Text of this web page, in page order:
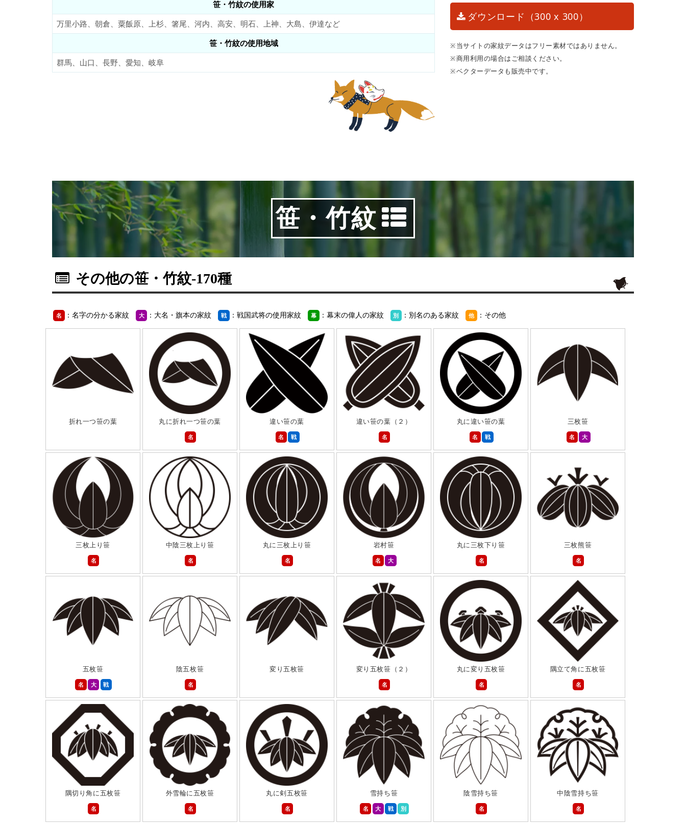
笹・竹紋の使用家
万里小路、朝倉、粟飯原、上杉、箸尾、河内、高安、明石、上神、大島、伊達など
笹・竹紋の使用地域
群馬、山口、長野、愛知、岐阜
ダウンロード（300 x 300）
※当サイトの家紋データはフリー素材ではありません。
※商用利用の場合はご相談ください。
※ベクターデータも販売中です。
笹・竹紋
その他の笹・竹紋-170種
名 ：名字の分かる家紋 大 ：大名・旗本の家紋 戦 ：戦国武将の使用家紋 幕 ：幕末の偉人の家紋 別 ：別名のある家紋 他 ：その他
折れ一つ笹の葉
丸に折れ一つ笹の葉
名
違い笹の葉
名
戦
違い笹の葉（２）
名
丸に違い笹の葉
名
戦
三枚笹
名
大
三枚上り笹
名
中陰三枚上り笹
名
丸に三枚上り笹
名
岩村笹
名
大
丸に三枚下り笹
名
三枚熊笹
名
五枚笹
名
大 戦
陰五枚笹
名
変り五枚笹
変り五枚笹（２）
名
丸に変り五枚笹
名
隅立て角に五枚笹
名
隅切り角に五枚笹
名
外雪輪に五枚笹
名
丸に剣五枚笹
名
雪持ち笹
名
大 戦 別
陰雪持ち笹
名
中陰雪持ち笹
名